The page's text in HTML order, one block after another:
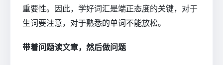
重要性。因此，学好词汇是端正态度的关键，对于
生词要注意，对于熟悉的单词不能放松。
带着问题读文章，然后做问题